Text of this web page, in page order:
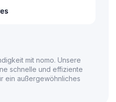
mit nomo. Unsere
schnelle und effiziente
ein außergewöhnliches